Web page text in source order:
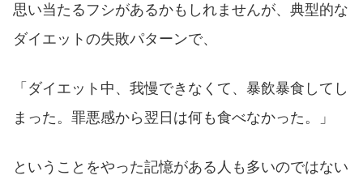
思い当たるフシがあるかもしれませんが、典型的な
ダイエットの失敗パターンで、
「ダイエット中、我慢できなくて、暴飲暴食してし
まった。罪悪感から翌日は何も食べなかった。」
ということをやった記憶がある人も多いのではない